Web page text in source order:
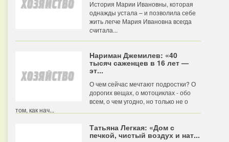
История Марии Ивановны, которая
однажды устала – и позволила себе
жить легче Мария Ивановна всегда
считала...
Нариман Джемилев: «40
тысяч саженцев в 16 лет —
эт...
О чем сейчас мечтают подростки? О
дорогих вещах, о мотоциклах - обо
всем, о чем угодно, но только не о
том, как нач...
Татьяна Легкая: «Дом с
печкой, чистый воздух и нат...